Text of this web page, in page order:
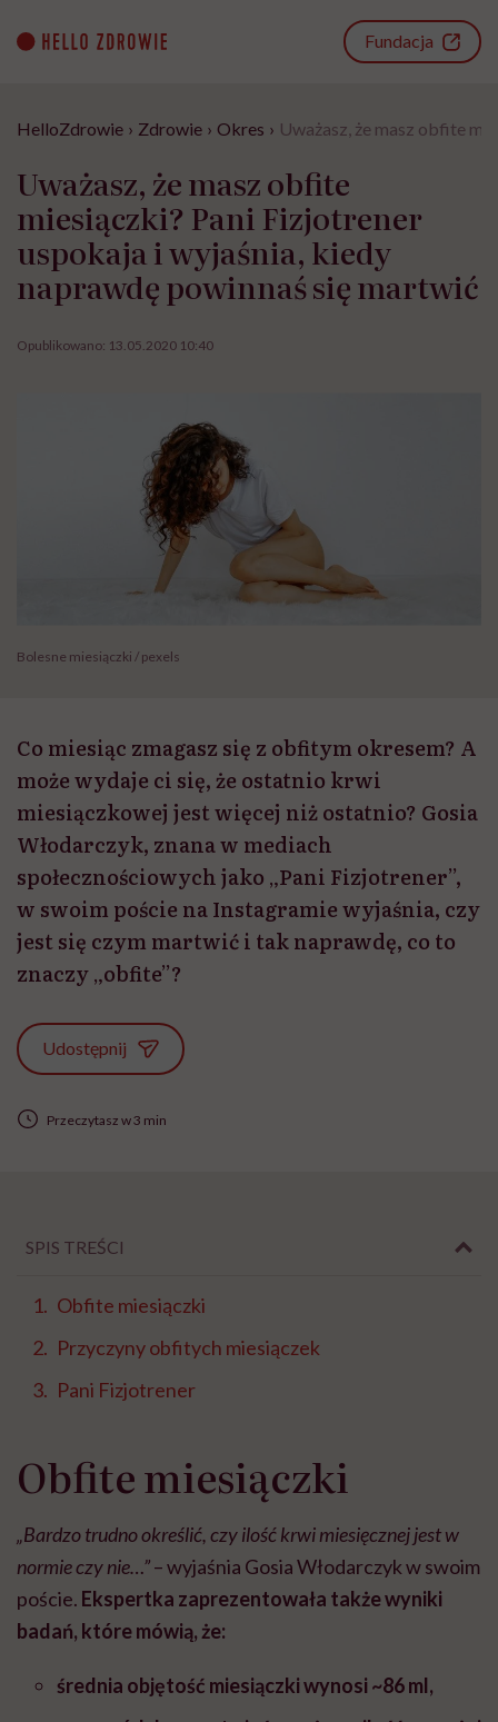
content
Fundacja
HelloZdrowie › Zdrowie › Okres › Uważasz, że masz obfite
Uważasz, że masz obfite
miesiączki? Pani Fizjotrener
uspokaja i wyjaśnia, kiedy
naprawdę powinnaś się martwić
Opublikowano: 13.05.2020 10:40
Bolesne miesiączki / pexels
Co miesiąc zmagasz się z obfitym okresem? A
może wydaje ci się, że ostatnio krwi
miesiączkowej jest więcej niż ostatnio? Gosia
Włodarczyk, znana w mediach
społecznościowych jako „Pani Fizjotrener”,
w swoim poście na Instagramie wyjaśnia, czy
jest się czym martwić i tak naprawdę, co to
znaczy „obfite”?
Udostępnij
Przeczytasz w 3 min
SPIS TREŚCI
Obfite miesiączki
Przyczyny obfitych miesiączek
Pani Fizjotrener
Obfite miesiączki
„Bardzo trudno określić, czy ilość krwi miesięcznej jest w
normie czy nie…”– wyjaśnia Gosia Włodarczyk w swoim
poście. Ekspertka zaprezentowała także wyniki
badań, które mówią, że:
średnia objętość miesiączki wynosi ~86 ml,